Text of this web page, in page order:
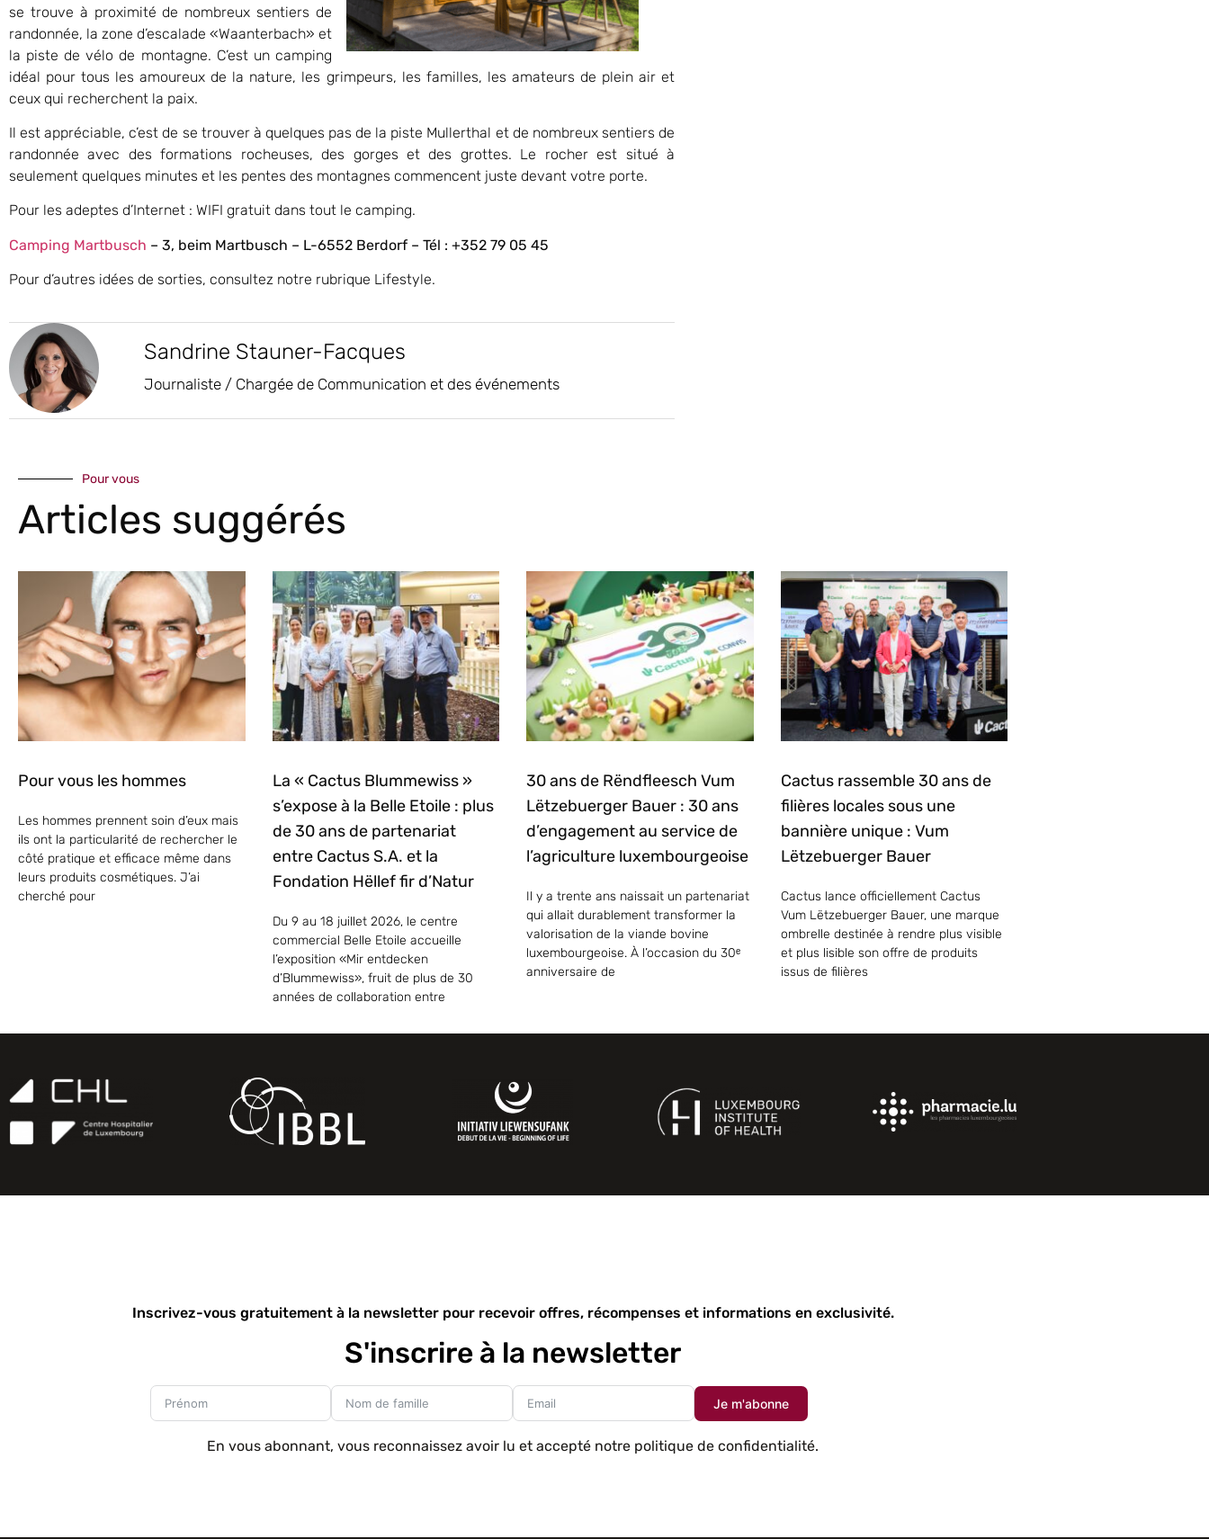
se trouve à proximité de nombreux sentiers de
randonnée, la zone d’escalade «Waanterbach» et
la piste de vélo de montagne. C’est un camping
idéal pour tous les amoureux de la nature, les grimpeurs, les familles, les amateurs de plein air et
ceux qui recherchent la paix.
Il est appréciable, c’est de se trouver à quelques pas de la piste Mullerthal et de nombreux sentiers de
randonnée avec des formations rocheuses, des gorges et des grottes. Le rocher est situé à
seulement quelques minutes et les pentes des montagnes commencent juste devant votre porte.
Pour les adeptes d’Internet : WIFI gratuit dans tout le camping.
Camping Martbusch – 3, beim Martbusch – L-6552 Berdorf – Tél : +352 79 05 45
Pour d’autres idées de sorties, consultez notre rubrique Lifestyle.
Sandrine Stauner-Facques
Journaliste / Chargée de Communication et des événements
Pour vous
Articles suggérés
Pour vous les hommes
Les hommes prennent soin d’eux mais
ils ont la particularité de rechercher le
côté pratique et efficace même dans
leurs produits cosmétiques. J’ai
cherché pour
La « Cactus Blummewiss »
s’expose à la Belle Etoile : plus
de 30 ans de partenariat
entre Cactus S.A. et la
Fondation Hëllef fir d’Natur
Du 9 au 18 juillet 2026, le centre
commercial Belle Etoile accueille
l’exposition «Mir entdecken
d’Blummewiss», fruit de plus de 30
années de collaboration entre
30 ans de Rëndfleesch Vum
Lëtzebuerger Bauer : 30 ans
d’engagement au service de
l’agriculture luxembourgeoise
Il y a trente ans naissait un partenariat
qui allait durablement transformer la
valorisation de la viande bovine
luxembourgeoise. À l’occasion du 30ᵉ
anniversaire de
Cactus rassemble 30 ans de
filières locales sous une
bannière unique : Vum
Lëtzebuerger Bauer
Cactus lance officiellement Cactus
Vum Lëtzebuerger Bauer, une marque
ombrelle destinée à rendre plus visible
et plus lisible son offre de produits
issus de filières
Inscrivez-vous gratuitement à la newsletter pour recevoir offres, récompenses et informations en exclusivité.
S'inscrire à la newsletter
Je m'abonne
En vous abonnant, vous reconnaissez avoir lu et accepté notre politique de confidentialité.